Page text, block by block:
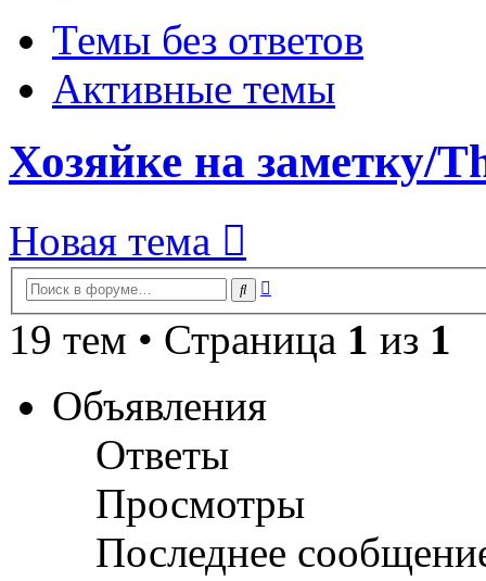
Темы без ответов
Активные темы
Хозяйке на заметку/
Новая тема
Поиск
19 тем • Страница 1 из 1
Объявления
Ответы
Просмотры
Последнее